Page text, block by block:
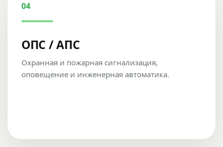
04
ОПС / АПС
Охранная и пожарная сигнализация,
оповещение и инженерная автоматика.